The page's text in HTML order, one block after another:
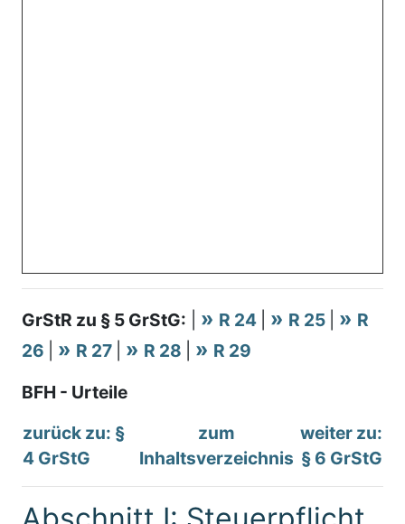
GrStR zu § 5 GrStG: R 24 R 25
R
26
R 27 R 28
R 29
BFH - Urteile
zurück zu: §
4 GrStG
zum
Inhaltsverzeichnis
weiter zu:
§ 6 GrStG